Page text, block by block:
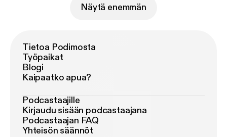
Näytä enemmän
Tietoa Podimosta
Työpaikat
Blogi
Kaipaatko apua?
Podcastaajille
Kirjaudu sisään podcastaajana
Podcastaajan FAQ
Yhteisön säännöt